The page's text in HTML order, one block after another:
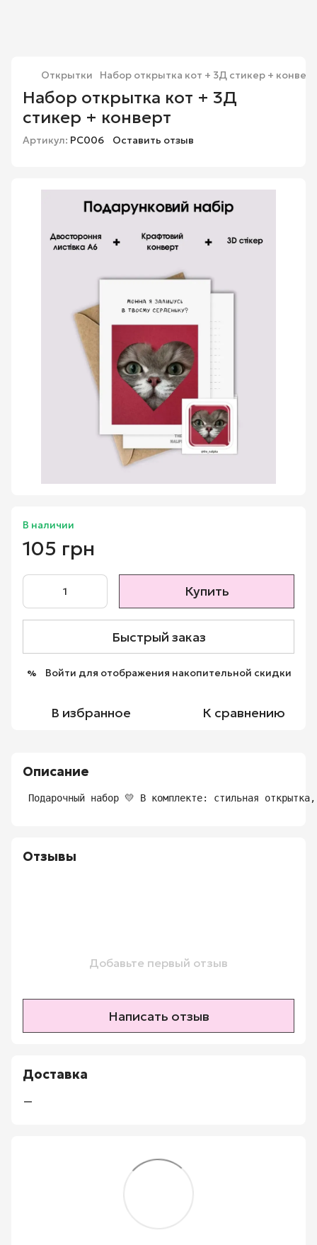
Открытки Набор открытка кот + 3Д стикер +
Набор открытка кот + 3Д
стикер + конверт
Артикул: PC006 Оставить отзыв
В наличии
105 грн
Купить
Быстрый заказ
% Войти для отображения накопительной скидки
В избранное К сравнению
Описание
Подарочный набор 💛 В комплекте: стильная
Отзывы
Добавьте первый отзыв
Написать отзыв
Доставка